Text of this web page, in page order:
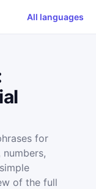
All languages
for
of the full